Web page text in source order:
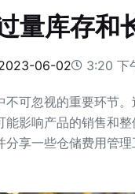
量库存和
06-02 3:20 下
不可忽视的重要环节
影响产品的销售和
享一些仓储费用管